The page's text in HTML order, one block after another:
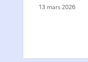
13 mars 2026